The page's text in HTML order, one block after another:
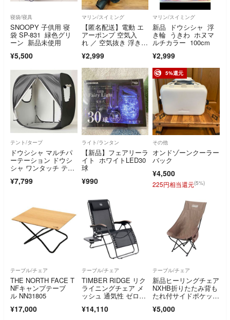
寝袋/寝具
SNOOPY 子供用 寝
袋 SP-831 緑色グリ
ーン 新品未使用
¥5,500
マリン/スイミング
【匿名配送】電動 エ
アーポンプ 空気入
れ ／ 空気抜き 浮き
¥2,999
マリン/スイミング
新品 ドウシシャ 浮
き輪 うきわ ホヌマ
ルチカラー 100cm
¥2,999
テント/タープ
ドウシシャ マルチパ
ーテーション ドウシ
シャ ワンタッチ テン
¥7,799
ライト/ランタン
【新品】フェアリーラ
イト ホワイトLED30
球
¥990
5%還元
その他
オンドゾーンクーラー
バック
¥4,500
225円相当還元(5%)
テーブル/チェア
THE NORTH FACE T
NFキャンプテーブ
ル NN31805
¥17,000
テーブル/チェア
TIMBER RIDGE リク
ライニングチェア メ
ッシュ 通気性 ゼログ
¥14,110
テーブル/チェア
新品ヒーリングチェア
NXHB折りたたみ背も
たれ付サイドポケット
¥5,000